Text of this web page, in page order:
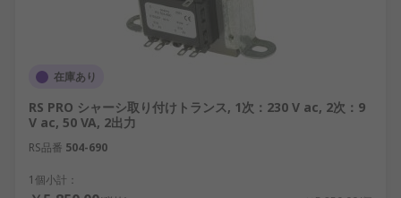
在庫あり
RS PRO シャーシ取り付けトランス, 1次：230 V ac, 2次：9
V ac, 50 VA, 2出力
RS品番 504-690
1個小計：